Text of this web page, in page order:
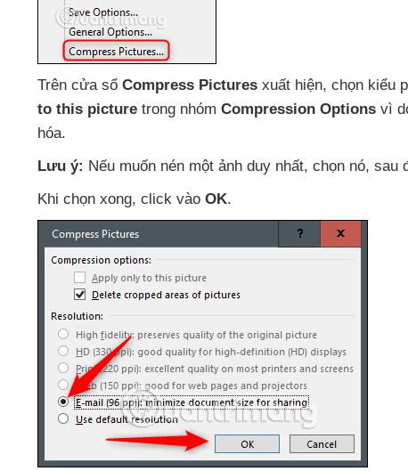
Trên cửa sổ Compress Pictures xuất hiện, chọn kiểu
to this picture trong nhóm Compression Options vì
hóa.
Lưu ý: Nếu muốn nén một ảnh duy nhất, chọn nó, sau
Khi chọn xong, click vào OK.